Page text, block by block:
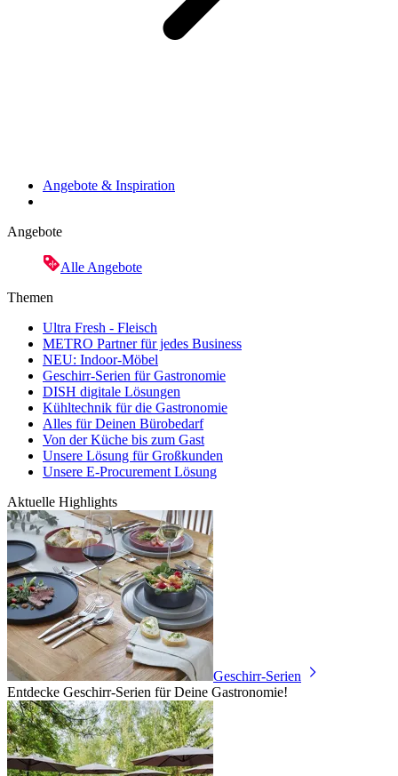
Angebote & Inspiration
Angebote
Alle Angebote
Themen
Ultra Fresh - Fleisch
METRO Partner für jedes Business
NEU: Indoor-Möbel
Geschirr-Serien für Gastronomie
DISH digitale Lösungen
Kühltechnik für die Gastronomie
Alles für Deinen Bürobedarf
Von der Küche bis zum Gast
Unsere Lösung für Großkunden
Unsere E-Procurement Lösung
Aktuelle Highlights
Geschirr-Serien
Entdecke Geschirr-Serien für Deine Gastronomie!